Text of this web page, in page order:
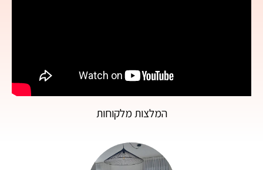
המלצות מלקוחות